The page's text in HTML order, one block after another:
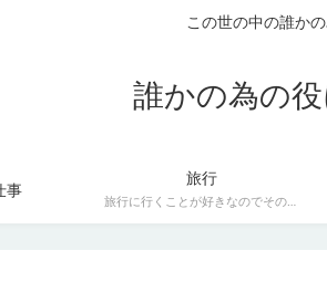
この世の中の誰か
誰かの為の
事
旅行